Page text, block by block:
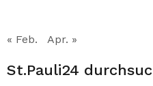
« Feb. Apr. »
St.Pauli24